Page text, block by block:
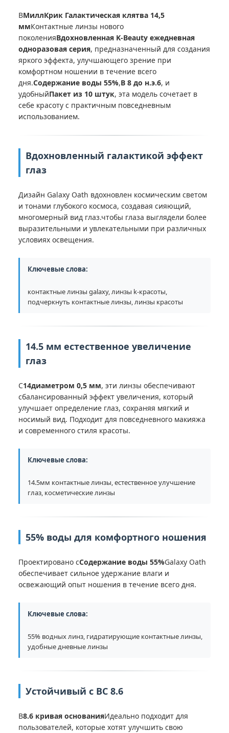
ВМиллКрик Галактическая клятва 14,5
ммКонтактные линзы нового
поколенияВдохновленная K-Beauty ежедневная
одноразовая серия, предназначенный для создания
яркого эффекта, улучшающего зрение при
комфортном ношении в течение всего
дня.Содержание воды 55%,В 8 до н.э.6, и
удобныйПакет из 10 штук, эта модель сочетает в
себе красоту с практичным повседневным
использованием.
Вдохновленный галактикой эффект
глаз
Дизайн Galaxy Oath вдохновлен космическим светом
и тонами глубокого космоса, создавая сияющий,
многомерный вид глаз.чтобы глаза выглядели более
выразительными и увлекательными при различных
условиях освещения.
Ключевые слова:
контактные линзы galaxy, линзы k-красоты,
подчеркнуть контактные линзы, линзы красоты
14.5 мм естественное увеличение
глаз
С14диаметром 0,5 мм, эти линзы обеспечивают
сбалансированный эффект увеличения, который
улучшает определение глаз, сохраняя мягкий и
носимый вид. Подходит для повседневного макияжа
и современного стиля красоты.
Ключевые слова:
14.5мм контактные линзы, естественное улучшение
глаз, косметические линзы
55% воды для комфортного ношения
Проектировано сСодержание воды 55%Galaxy Oath
обеспечивает сильное удержание влаги и
освежающий опыт ношения в течение всего дня.
Ключевые слова:
55% водных линз, гидратирующие контактные линзы,
удобные дневные линзы
Устойчивый с BC 8.6
В8.6 кривая основанияИдеально подходит для
пользователей, которые хотят улучшить свою